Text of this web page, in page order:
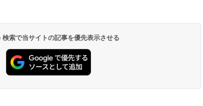
索で当サイトの記事を優先表示させる